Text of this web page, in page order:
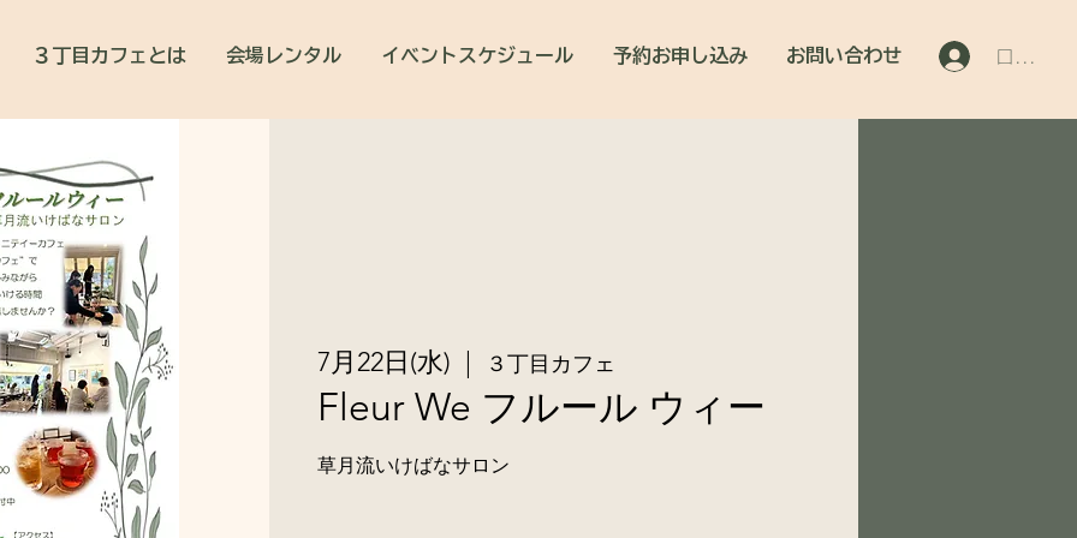
３丁目カフェとは 会場レンタル イベントスケジュール 予約お申し込み お問い合わせ ログイン
7月22日(水) ３丁目カフェ
Fleur We フルール ウィー
草月流いけばなサロン